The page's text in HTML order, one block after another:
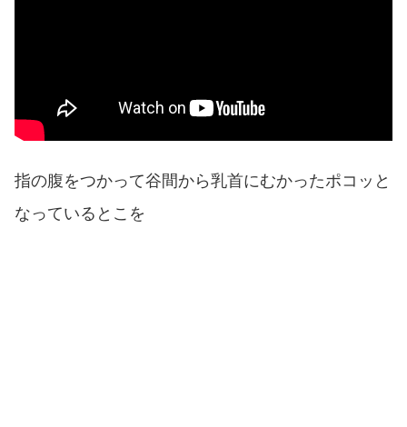
指の腹をつかって谷間から乳首にむかったポコッと
なっているとこを